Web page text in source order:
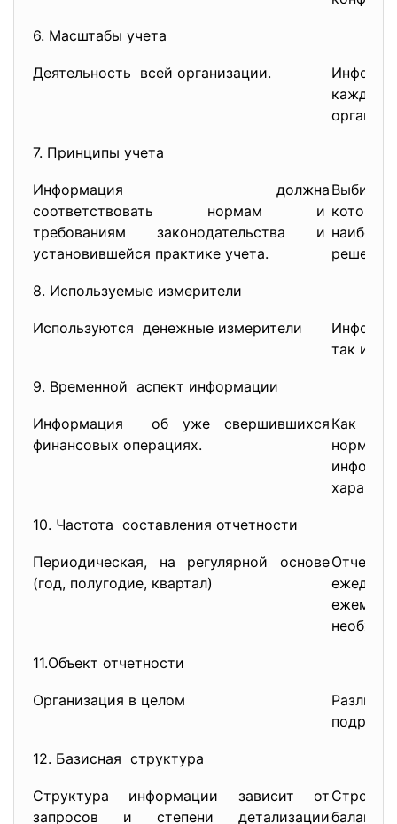
6. Масштабы учета
Деятельность всей организации.
7. Принципы учета
Информация должна
соответствовать нормам и
требованиям законодательства и
установившейся практике учета.
решения.
8. Используемые измерители
Используются денежные измерители
так и
9. Временной аспект информации
Информация об уже свершившихся
финансовых операциях.
Как
10. Частота составления отчетности
Периодическая, на регулярной основе
(год, полугодие, квартал)
11.Объект отчетности
Организация в целом
12. Базисная структура
Структура информации зависит от
запросов и степени детализации